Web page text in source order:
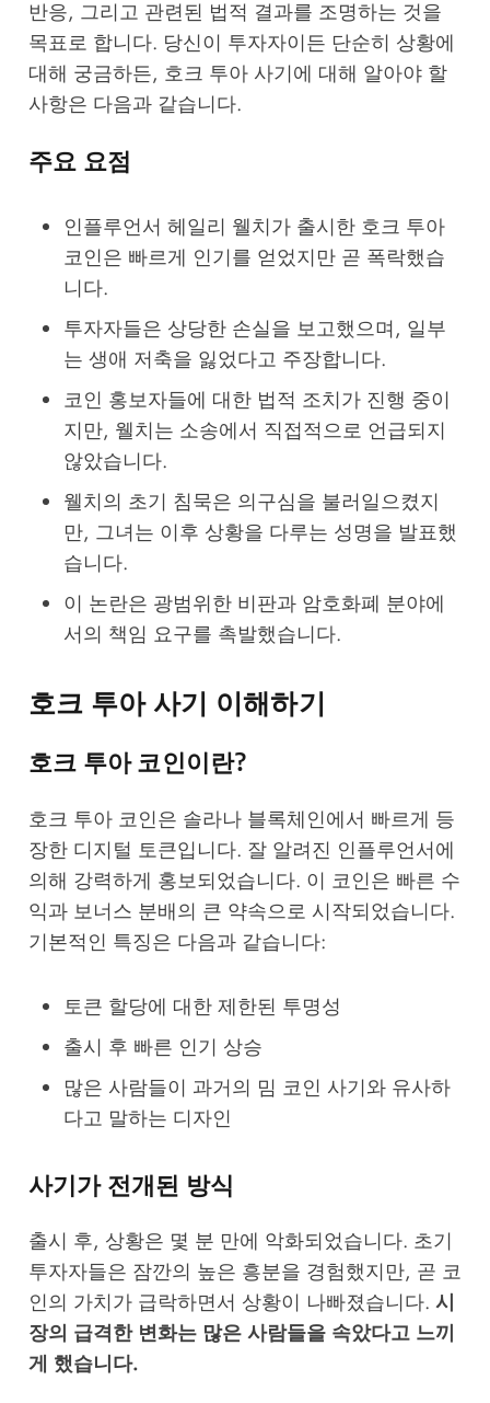
반응, 그리고 관련된 법적 결과를 조명하는 것을
목표로 합니다. 당신이 투자자이든 단순히 상황에
대해 궁금하든, 호크 투아 사기에 대해 알아야 할
사항은 다음과 같습니다.
주요 요점
인플루언서 헤일리 웰치가 출시한 호크 투아
코인은 빠르게 인기를 얻었지만 곧 폭락했습
니다.
투자자들은 상당한 손실을 보고했으며, 일부
는 생애 저축을 잃었다고 주장합니다.
코인 홍보자들에 대한 법적 조치가 진행 중이
지만, 웰치는 소송에서 직접적으로 언급되지
않았습니다.
웰치의 초기 침묵은 의구심을 불러일으켰지
만, 그녀는 이후 상황을 다루는 성명을 발표했
습니다.
이 논란은 광범위한 비판과 암호화폐 분야에
서의 책임 요구를 촉발했습니다.
호크 투아 사기 이해하기
호크 투아 코인이란?
호크 투아 코인은 솔라나 블록체인에서 빠르게 등
장한 디지털 토큰입니다. 잘 알려진 인플루언서에
의해 강력하게 홍보되었습니다. 이 코인은 빠른 수
익과 보너스 분배의 큰 약속으로 시작되었습니다.
기본적인 특징은 다음과 같습니다:
토큰 할당에 대한 제한된 투명성
출시 후 빠른 인기 상승
많은 사람들이 과거의 밈 코인 사기와 유사하
다고 말하는 디자인
사기가 전개된 방식
출시 후, 상황은 몇 분 만에 악화되었습니다. 초기
투자자들은 잠깐의 높은 흥분을 경험했지만, 곧 코
인의 가치가 급락하면서 상황이 나빠졌습니다. 시
장의 급격한 변화는 많은 사람들을 속았다고 느끼
게 했습니다.